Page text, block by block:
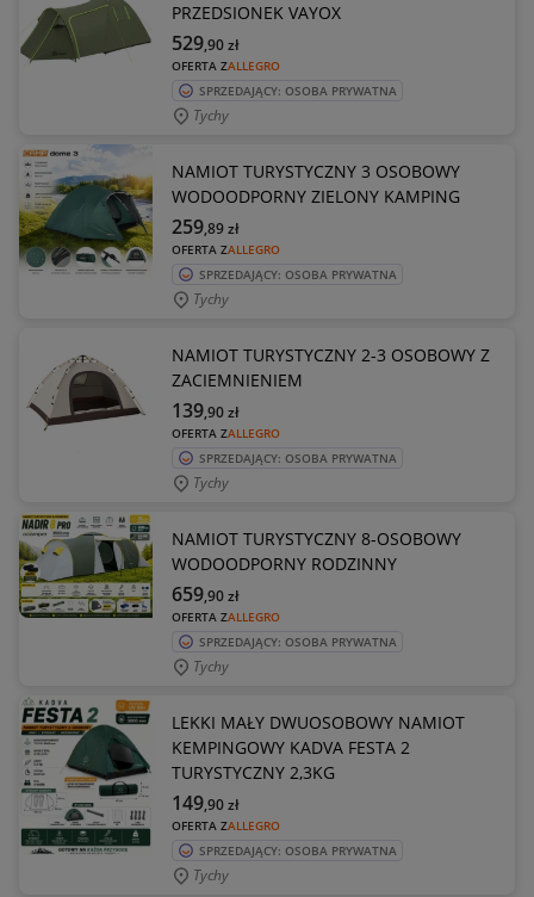
PRZEDSIONEK VAYOX
OFERTA ZALLEGRO
529,90zł
SPRZEDAJĄCY: OSOBA PRYWATNA
Tychy
NAMIOT TURYSTYCZNY 3 OSOBOWY
WODOODPORNY ZIELONY KAMPING
OFERTA ZALLEGRO
259,89zł
SPRZEDAJĄCY: OSOBA PRYWATNA
Tychy
NAMIOT TURYSTYCZNY 2-3 OSOBOWY Z
ZACIEMNIENIEM
OFERTA ZALLEGRO
139,90zł
SPRZEDAJĄCY: OSOBA PRYWATNA
Tychy
NAMIOT TURYSTYCZNY 8-OSOBOWY
WODOODPORNY RODZINNY
OFERTA ZALLEGRO
659,90zł
SPRZEDAJĄCY: OSOBA PRYWATNA
Tychy
LEKKI MAŁY DWUOSOBOWY NAMIOT
KEMPINGOWY KADVA FESTA 2
TURYSTYCZNY 2,3KG
OFERTA ZALLEGRO
149,90zł
SPRZEDAJĄCY: OSOBA PRYWATNA
Tychy